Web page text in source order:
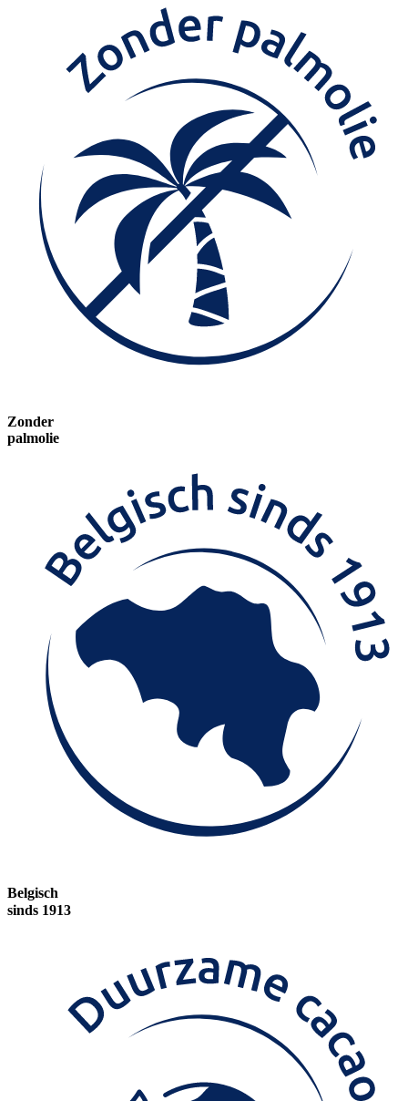
Zonder
palmolie
Belgisch
sinds 1913